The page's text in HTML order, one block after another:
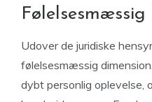
Følelsesmæssig
Udover de juridiske
følelsesmæssig
dybt personlig oplevelse,